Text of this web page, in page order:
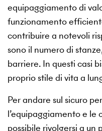
equipaggiamento di
funzionamento
contribuire a notevoli
sono il numero di
barriere. In questi casi
proprio stile di vita a
Per andare sul sicuro
l’equipaggiamento e le
possibile rivolgersi a